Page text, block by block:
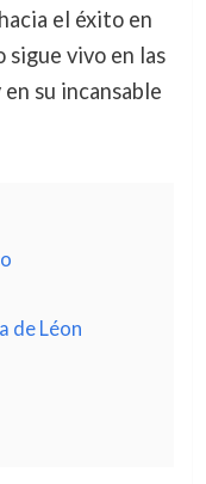
el éxito en
sigue vivo en las
su incansable
de Léon